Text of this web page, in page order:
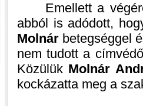
Emellett a végére
abból is adódott,
Molnár betegséggel
nem tudott a
Közülük Molnár
kockázatta meg a